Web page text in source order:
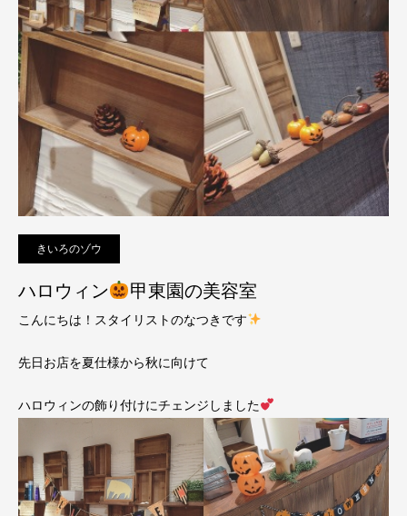
きいろのゾウ
ハロウィン 甲東園の美容室
こんにちは！スタイリストのなつきです
先日お店を夏仕様から秋に向けて
ハロウィンの飾り付けにチェンジしました